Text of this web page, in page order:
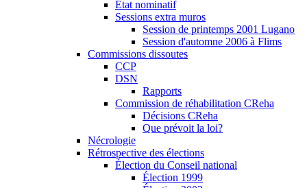
État nominatif
Sessions extra muros
Session de printemps 2001 Lugano
Session d'automne 2006 à Flims
Commissions dissoutes
CCP
DSN
Rapports
Commission de réhabilitation CReha
Décisions CReha
Que prévoit la loi?
Nécrologie
Rétrospective des élections
Élection du Conseil national
Élection 1999